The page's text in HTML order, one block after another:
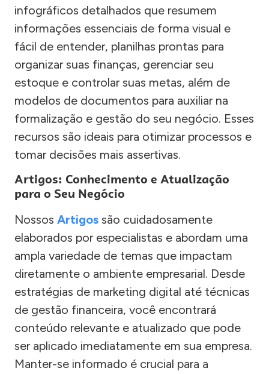
infográficos detalhados que resumem
informações essenciais de forma visual e
fácil de entender, planilhas prontas para
organizar suas finanças, gerenciar seu
estoque e controlar suas metas, além de
modelos de documentos para auxiliar na
formalização e gestão do seu negócio. Esses
recursos são ideais para otimizar processos e
tomar decisões mais assertivas.
Artigos: Conhecimento e Atualização
para o Seu Negócio
Nossos Artigos são cuidadosamente
elaborados por especialistas e abordam uma
ampla variedade de temas que impactam
diretamente o ambiente empresarial. Desde
estratégias de marketing digital até técnicas
de gestão financeira, você encontrará
conteúdo relevante e atualizado que pode
ser aplicado imediatamente em sua empresa.
Manter-se informado é crucial para a